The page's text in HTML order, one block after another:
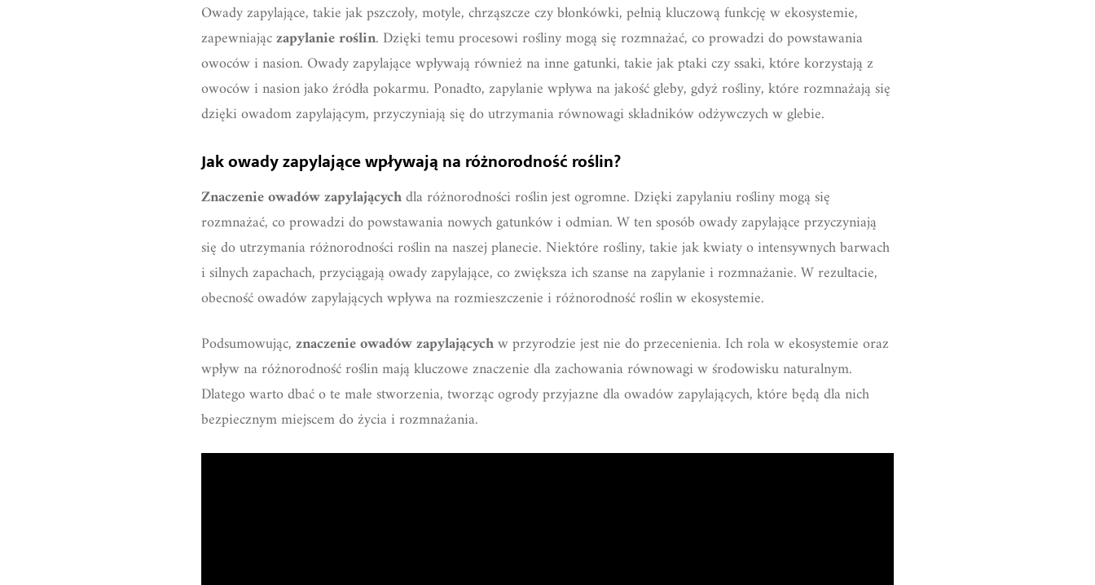
Owady zapylające, takie jak pszczoły, motyle, chrząszcze czy błonkówki, pełnią kluczową funkcję w ekosystemie,
zapewniajączapylanie roślin. Dzięki temu procesowi rośliny mogą się rozmnażać, co prowadzi do powstawania
owoców i nasion. Owady zapylające wpływają również na inne gatunki, takie jak ptaki czy ssaki, które korzystają z
owoców i nasion jako źródła pokarmu. Ponadto, zapylanie wpływa na jakość gleby, gdyż rośliny, które rozmnażają się
dzięki owadom zapylającym, przyczyniają się do utrzymania równowagi składników odżywczych w glebie.
Jak owady zapylające wpływają na różnorodność roślin?
Znaczenie owadów zapylającychdla różnorodności roślin jest ogromne. Dzięki zapylaniu rośliny mogą się
rozmnażać, co prowadzi do powstawania nowych gatunków i odmian. W ten sposób owady zapylające przyczyniają
się do utrzymania różnorodności roślin na naszej planecie. Niektóre rośliny, takie jak kwiaty o intensywnych barwach
i silnych zapachach, przyciągają owady zapylające, co zwiększa ich szanse na zapylanie i rozmnażanie. W rezultacie,
obecność owadów zapylających wpływa na rozmieszczenie i różnorodność roślin w ekosystemie.
Podsumowując,znaczenie owadów zapylającychw przyrodzie jest nie do przecenienia. Ich rola w ekosystemie oraz
wpływ na różnorodność roślin mają kluczowe znaczenie dla zachowania równowagi w środowisku naturalnym.
Dlatego warto dbać o te małe stworzenia, tworząc ogrody przyjazne dla owadów zapylających, które będą dla nich
bezpiecznym miejscem do życia i rozmnażania.